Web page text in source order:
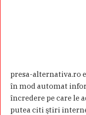
presa-alternativa.ro
în mod automat
încredere pe care le
putea citi ştiri